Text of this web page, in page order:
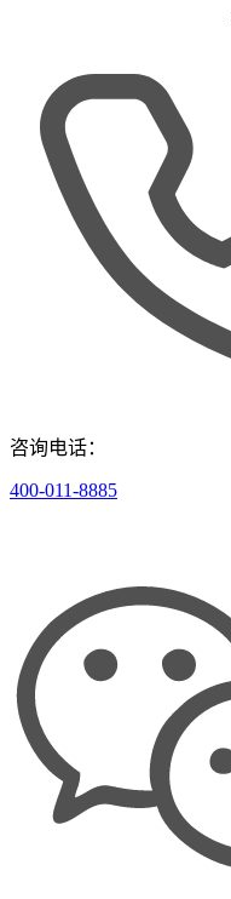
咨询电话：
400-011-8885